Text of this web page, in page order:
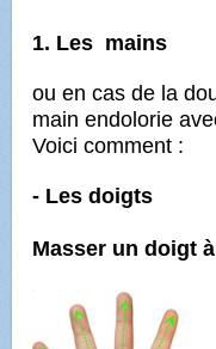
1. Les mains
ou en cas de la
main endolorie
Voici comment :
- Les doigts
Masser un doigt